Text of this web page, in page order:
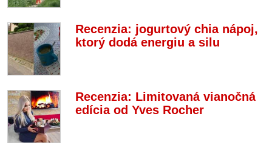
Recenzia: jogurtový chia nápoj,
ktorý dodá energiu a silu
Recenzia: Limitovaná vianočná
edícia od Yves Rocher